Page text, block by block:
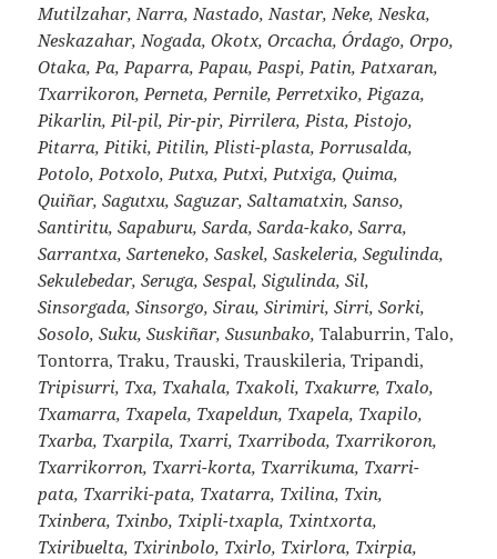
Mutilzahar, Narra, Nastado, Nastar, Neke, Neska,
Neskazahar, Nogada, Okotx, Orcacha, Órdago, Orpo,
Otaka, Pa, Paparra, Papau, Paspi, Patin, Patxaran,
Txarrikoron, Perneta, Pernile, Perretxiko, Pigaza,
Pikarlin, Pil-pil, Pir-pir, Pirrilera, Pista, Pistojo,
Pitarra, Pitiki, Pitilin, Plisti-plasta, Porrusalda,
Potolo, Potxolo, Putxa, Putxi, Putxiga, Quima,
Quiñar, Sagutxu, Saguzar, Saltamatxin, Sanso,
Santiritu, Sapaburu, Sarda, Sarda-kako, Sarra,
Sarrantxa, Sarteneko, Saskel, Saskeleria, Segulinda,
Sekulebedar, Seruga, Sespal, Sigulinda, Sil,
Sinsorgada, Sinsorgo, Sirau, Sirimiri, Sirri, Sorki,
Sosolo, Suku, Suskiñar, Susunbako, Talaburrin, Talo,
Tontorra, Traku, Trauski, Trauskileria, Tripandi,
Tripisurri, Txa, Txahala, Txakoli, Txakurre, Txalo,
Txamarra, Txapela, Txapeldun, Txapela, Txapilo,
Txarba, Txarpila, Txarri, Txarriboda, Txarrikoron,
Txarrikorron, Txarri-korta, Txarrikuma, Txarri-
pata, Txarriki-pata, Txatarra, Txilina, Txin,
Txinbera, Txinbo, Txipli-txapla, Txintxorta,
Txiribuelta, Txirinbolo, Txirlo, Txirlora, Txirpia,